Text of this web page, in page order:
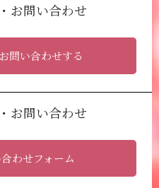
お問い合わせ
問い合わせする
お問い合わせ
わせフォーム